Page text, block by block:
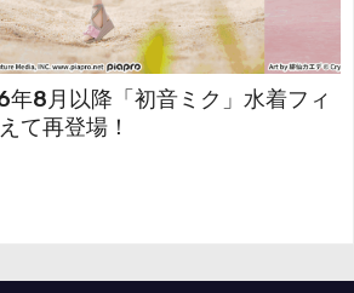
8月以降「初音ミク」水着フィ
て再登場！